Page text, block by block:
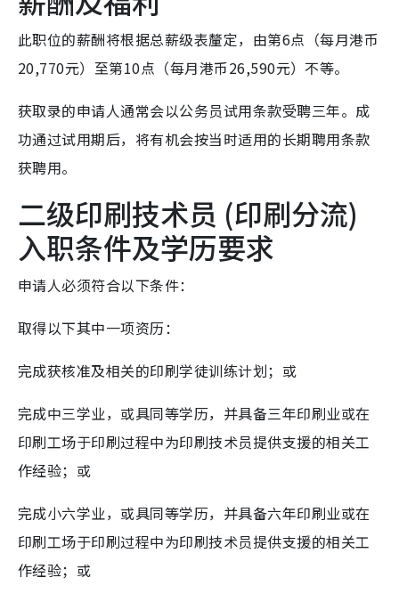
此职位的薪酬将根据总薪级表釐定，由第6点（每月港币
20,770元）至第10点（每月港币26,590元）不等。
获取录的申请人通常会以公务员试用条款受聘三年。成
功通过试用期后，将有机会按当时适用的长期聘用条款
获聘用。
二级印刷技术员 (印刷分流)
入职条件及学历要求
申请人必须符合以下条件：
取得以下其中一项资历：
完成获核准及相关的印刷学徒训练计划；或
完成中三学业，或具同等学历，并具备三年印刷业或在
印刷工场于印刷过程中为印刷技术员提供支援的相关工
作经验；或
完成小六学业，或具同等学历，并具备六年印刷业或在
印刷工场于印刷过程中为印刷技术员提供支援的相关工
作经验；或